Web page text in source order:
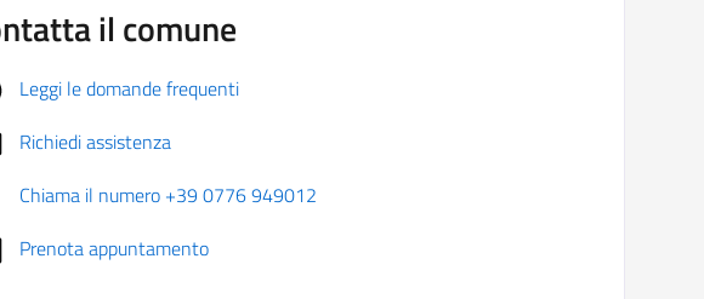
il comune
Leggi le domande frequenti
Richiedi assistenza
Chiama il numero +39 0776 949012
Prenota appuntamento